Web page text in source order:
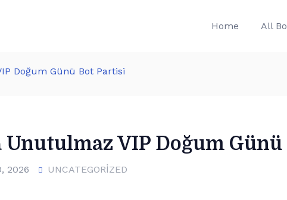
Home All
Doğum Günü Bot Partisi
Unutulmaz VIP Doğum
2026 UNCATEGORIZED